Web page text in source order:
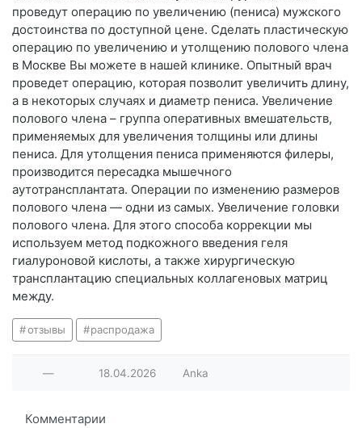
проведут операцию по увеличению (пениса) мужского
достоинства по доступной цене. Сделать пластическую
операцию по увеличению и утолщению полового члена
в Москве Вы можете в нашей клинике. Опытный врач
проведет операцию, которая позволит увеличить длину,
а в некоторых случаях и диаметр пениса. Увеличение
полового члена – группа оперативных вмешательств,
применяемых для увеличения толщины или длины
пениса. Для утолщения пениса применяются филеры,
производится пересадка мышечного
аутотрансплантата. Операции по изменению размеров
полового члена — одни из самых. Увеличение головки
полового члена. Для этого способа коррекции мы
используем метод подкожного введения геля
гиалуроновой кислоты, а также хирургическую
трансплантацию специальных коллагеновых матриц
между.
отзывы распродажа
— 18.04.2026 Anka
Комментарии